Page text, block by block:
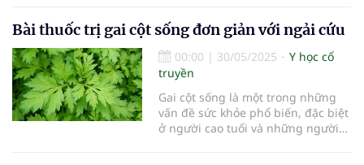
Bài thuốc trị gai cột sống đơn giản với ngải cứu
00:00 | 30/05/2025
Y học cổ
truyền
Gai cột sống là một trong những
vấn đề sức khỏe phổ biến, đặc biệt
ở người cao tuổi và những người